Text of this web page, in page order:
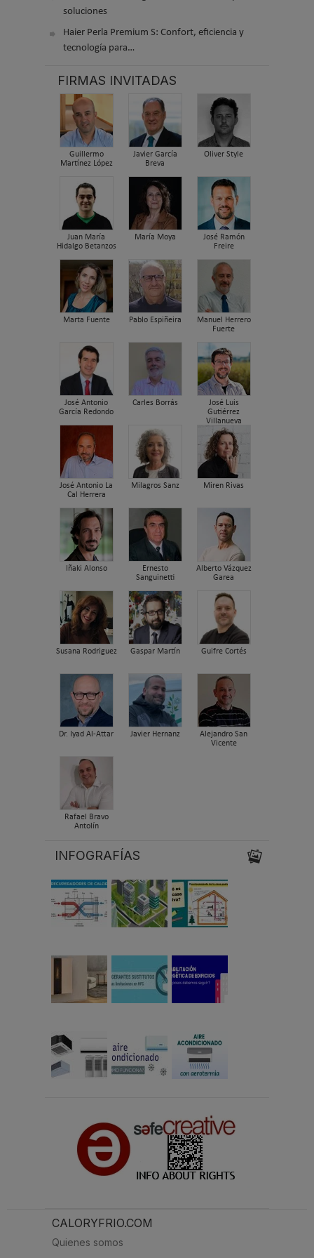
soluciones
Haier Perla Premium S: Confort, eficiencia y
tecnología para…
FIRMAS INVITADAS
Guillermo
Martínez López
Javier García
Breva
Oliver Style
Juan María
Hidalgo Betanzos
María Moya
José Ramón
Freire
Marta Fuente Pablo Espiñeira
Manuel Herrero
Fuerte
José Antonio
García Redondo
Carles Borrás
José Luis
Gutiérrez
Villanueva
José Antonio La
Cal Herrera
Milagros Sanz Miren Rivas
Iñaki Alonso
Ernesto
Sanguinetti
Alberto Vázquez
Garea
Susana Rodriguez Gaspar Martín Guifre Cortés
Dr. Iyad Al-Attar Javier Hernanz
Alejandro San
Vicente
Rafael Bravo
Antolín
INFOGRAFÍAS
CALORYFRIO.COM
Quienes somos